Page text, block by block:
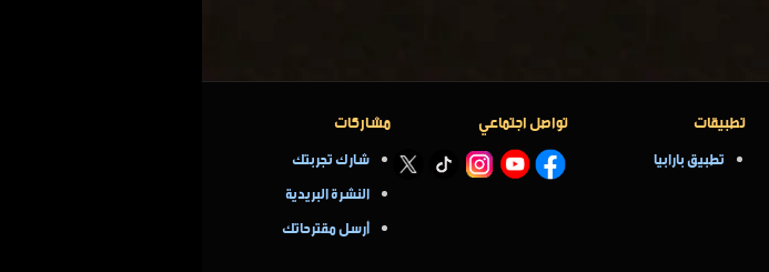
تطبيقات
تطبيق بارابيا
تواصل اجتماعي مشاركات
شارك تجربتك
النشرة البريدية
أرسل مقترحاتك